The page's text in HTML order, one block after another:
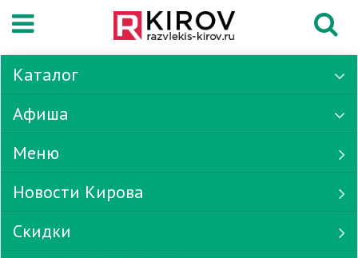
Каталог
Афиша
Меню
Новости Кирова
Скидки